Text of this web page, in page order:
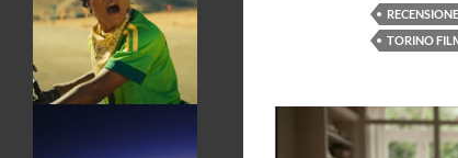
RECENSIONE
TORINO